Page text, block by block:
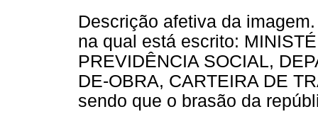
Descrição afetiva da
na qual está escrito:
PREVIDÊNCIA SOCIAL,
DE-OBRA, CARTEIRA DE
sendo que o brasão da